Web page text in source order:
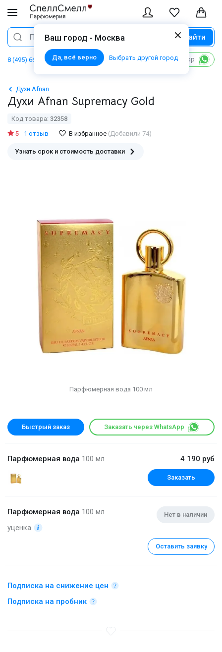
Ваш город - Москва
Да, всё верно Выбрать другой город
Поиск Найти
8 (495) 668 06 02 Написать в WhatsApp
Духи Afnan
Духи Afnan Supremacy Gold
Код товара: 32358
5
1 отзыв В избранное (Добавили 74)
Узнать срок и стоимость доставки
Парфюмерная вода 100 мл
Быстрый заказ Заказать через WhatsApp
Парфюмерная вода 100 мл 4 190 руб
Заказать
Парфюмерная вода 100 мл
уценка
Нет в наличии
Оставить заявку
Подписка на снижение цен
Подписка на пробник